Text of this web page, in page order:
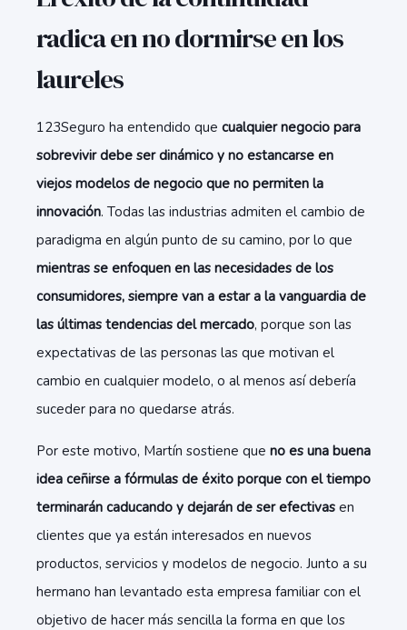
radica en no dormirse en los
laureles
123Seguro ha entendido que cualquier negocio para
sobrevivir debe ser dinámico y no estancarse en
viejos modelos de negocio que no permiten la
innovación. Todas las industrias admiten el cambio de
paradigma en algún punto de su camino, por lo que
mientras se enfoquen en las necesidades de los
consumidores, siempre van a estar a la vanguardia de
las últimas tendencias del mercado, porque son las
expectativas de las personas las que motivan el
cambio en cualquier modelo, o al menos así debería
suceder para no quedarse atrás.
Por este motivo, Martín sostiene que no es una buena
idea ceñirse a fórmulas de éxito porque con el tiempo
terminarán caducando y dejarán de ser efectivas en
clientes que ya están interesados en nuevos
productos, servicios y modelos de negocio. Junto a su
hermano han levantado esta empresa familiar con el
objetivo de hacer más sencilla la forma en que los